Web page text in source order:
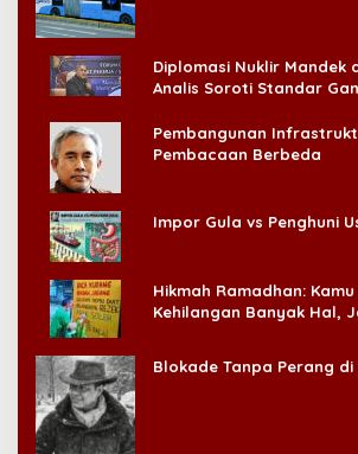
Diplomasi Nuklir Mandek
Analis Soroti Standar
Pembangunan
Pembacaan Berbeda
Impor Gula vs Penghuni
Hikmah Ramadhan: Kamu
Kehilangan Banyak Hal,
Blokade Tanpa Perang